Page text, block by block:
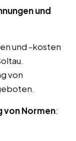
und
und -kosten
von
von Normen: